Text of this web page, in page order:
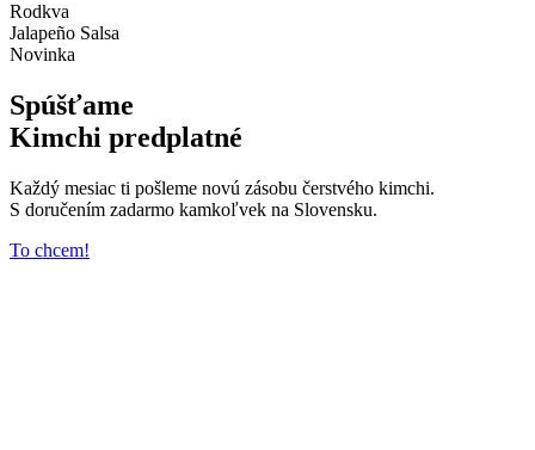
Rodkva
Jalapeño Salsa
Novinka
Spúšťame
Kimchi predplatné
Každý mesiac ti pošleme novú zásobu čerstvého kimchi.
S doručením zadarmo kamkoľvek na Slovensku.
To chcem!